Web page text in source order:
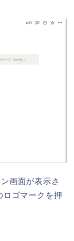
画面が表示さ
ロゴマークを押